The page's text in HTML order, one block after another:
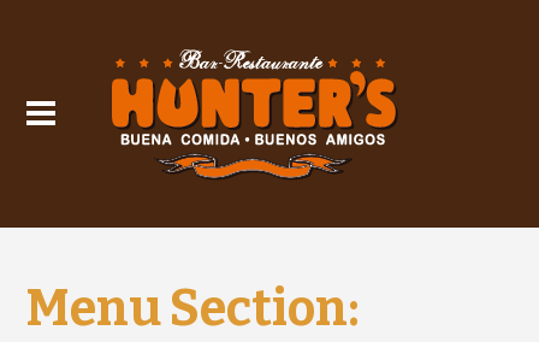
Menu Section: